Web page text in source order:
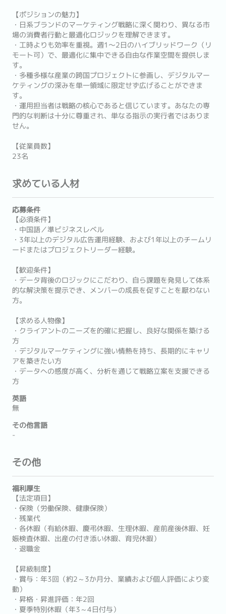
【ポジションの魅力】
・日系ブランドのマーケティング戦略に深く関わり、異なる市
場の消費者行動と最適化ロジックを理解できます。
・工時よりも効率を重視。週1〜2日のハイブリッドワーク（リ
モート可）で、最適化に集中できる自由な作業空間を提供しま
す。
・多種多様な産業の跨国プロジェクトに参画し、デジタルマー
ケティングの深みを単一領域に限定せず広げることができま
す。
・運用担当者は戦略の核心であると信じています。あなたの専
門的な判断は十分に尊重され、単なる指示の実行者ではありま
せん。
【従業員数】
23名
求めている人材
応募条件
【必須条件】
・中国語／準ビジネスレベル
・3年以上のデジタル広告運用経験、および1年以上のチームリ
ードまたはプロジェクトリーダー経験。
【歓迎条件】
・データ背後のロジックにこだわり、自ら課題を発見して体系
的な解決策を提示でき、メンバーの成長を促すことを厭わない
方。
【求める人物像】
・クライアントのニーズを的確に把握し、良好な関係を築ける
方
・デジタルマーケティングに強い情熱を持ち、長期的にキャリ
アを築きたい方
・データへの感度が高く、分析を通じて戦略立案を支援できる
方
英語
無
その他言語
-
その他
福利厚生
【法定項目】
・保険（労働保険、健康保険）
・残業代
・各休暇（有給休暇、慶弔休暇、生理休暇、産前産後休暇、妊
娠検査休暇、出産の付き添い休暇、育児休暇）
・退職金
【昇級制度】
・賞与：年3回（約2～3か月分、業績および個人評価により変
動）
・昇格・昇進評価：年2回
・夏季特別休暇（年3～4日付与）